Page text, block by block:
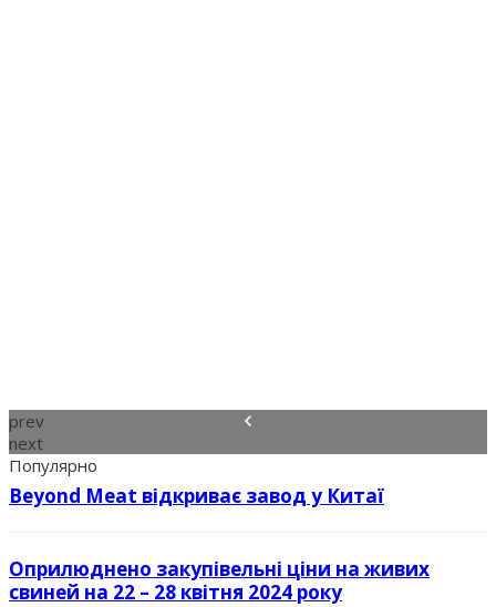
prev
next
Популярно
Beyond Meat відкриває завод у Китаї
Оприлюднено закупівельні ціни на живих
свиней на 22 – 28 квітня 2024 року